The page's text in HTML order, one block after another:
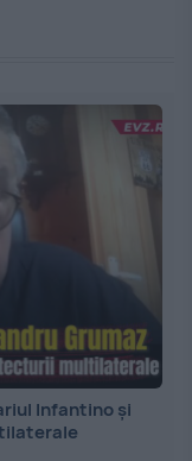
Infantino și